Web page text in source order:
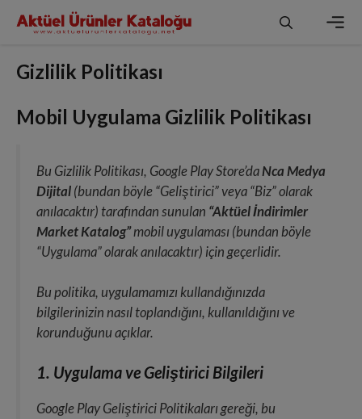
atla
Gizlilik Politikası
Mobil Uygulama Gizlilik Politikası
Bu Gizlilik Politikası, Google Play Store’daNca Medya
Dijital(bundan böyle “Geliştirici” veya “Biz” olarak
anılacaktır) tarafından sunulan “Aktüel İndirimler
Market Katalog”mobil uygulaması (bundan böyle
“Uygulama” olarak anılacaktır) için geçerlidir.
Bu politika, uygulamamızı kullandığınızda
bilgilerinizin nasıl toplandığını, kullanıldığını ve
korunduğunu açıklar.
1. Uygulama ve Geliştirici Bilgileri
Google Play Geliştirici Politikaları gereği, bu